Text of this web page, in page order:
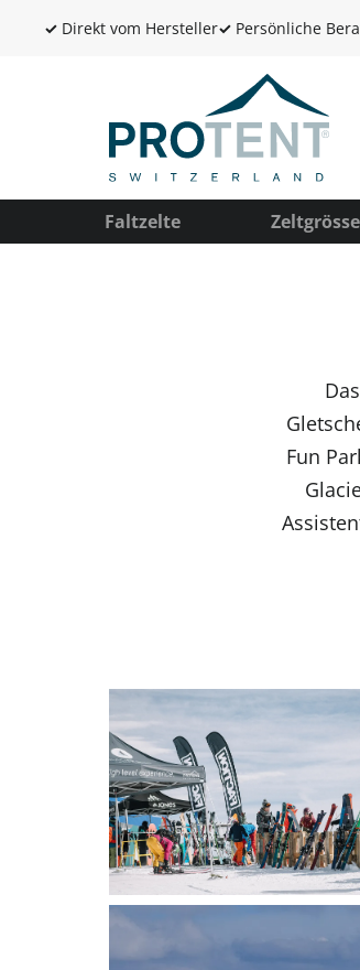
✓ Direkt vom Hersteller✓ Persönliche
Faltzelte
Fun